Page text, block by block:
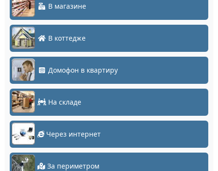
В магазине
В коттедже
Домофон в квартиру
На складе
Через интернет
За периметром